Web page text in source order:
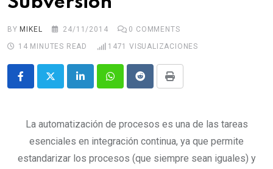
BY MIKEL 24/11/2014 0 COMMENTS
14 MINUTES READ
1471 VISUALIZACIONES
LinkedInWhatsappRedditPrint
La automatización de procesos es una de las tareas
esenciales en integración continua, ya que permite
estandarizar los procesos (que siempre sean iguales) y